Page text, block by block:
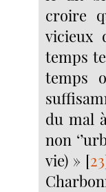
croire
vicieux
temps
temps
du mal
non
vie) » [23